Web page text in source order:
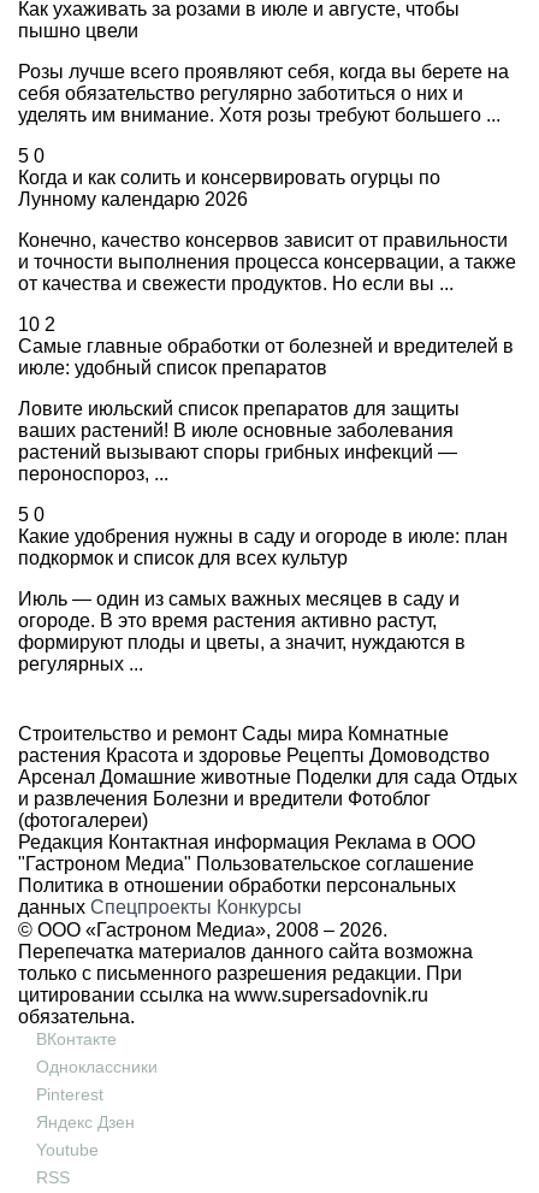
Как ухаживать за розами в июле и августе, чтобы
пышно цвели
Розы лучше всего проявляют себя, когда вы берете на
себя обязательство регулярно заботиться о них и
уделять им внимание. Хотя розы требуют большего ...
5 0
Когда и как солить и консервировать огурцы по
Лунному календарю 2026
Конечно, качество консервов зависит от правильности
и точности выполнения процесса консервации, а также
от качества и свежести продуктов. Но если вы ...
10 2
Самые главные обработки от болезней и вредителей в
июле: удобный список препаратов
Ловите июльский список препаратов для защиты
ваших растений! В июле основные заболевания
растений вызывают споры грибных инфекций —
пероноспороз, ...
5 0
Какие удобрения нужны в саду и огороде в июле: план
подкормок и список для всех культур
Июль — один из самых важных месяцев в саду и
огороде. В это время растения активно растут,
формируют плоды и цветы, а значит, нуждаются в
регулярных ...
Строительство и ремонт Сады мира Комнатные
растения Красота и здоровье Рецепты Домоводство
Арсенал Домашние животные Поделки для сада Отдых
и развлечения Болезни и вредители Фотоблог
(фотогалереи)
Редакция Контактная информация Реклама в ООО
"Гастроном Медиа" Пользовательское соглашение
Политика в отношении обработки персональных
данных Спецпроекты Конкурсы
© ООО «Гастроном Медиа», 2008 – 2026.
Перепечатка материалов данного сайта возможна
только с письменного разрешения редакции. При
цитировании ссылка на www.supersadovnik.ru
обязательна.
ВКонтакте
Одноклассники
Pinterest
Яндекс Дзен
Youtube
RSS